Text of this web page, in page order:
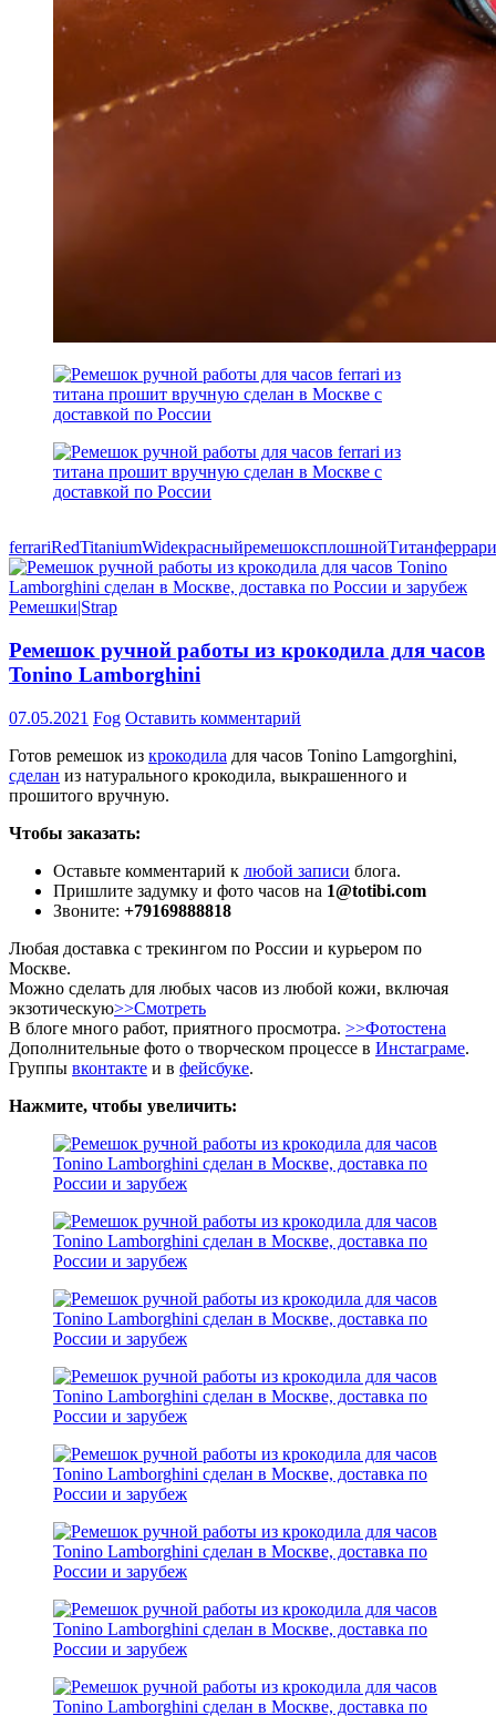
ferrariRedTitaniumWideкрасныйремешоксплошнойТитанферрари
Ремешки|Strap
Ремешок ручной работы из крокодила для часов
Tonino Lamborghini
07.05.2021 Fog Оставить комментарий
Готов ремешок из крокодила для часов Tonino Lamgorghini,
сделан из натурального крокодила, выкрашенного и
прошитого вручную.
Чтобы заказать:
Оставьте комментарий к любой записи блога.
Пришлите задумку и фото часов на 1@totibi.com
Звоните: +79169888818
Любая доставка с трекингом по России и курьером по
Москве.
Можно сделать для любых часов из любой кожи, включая
экзотическую>>Смотреть
В блоге много работ, приятного просмотра. >>Фотостена
Дополнительные фото о творческом процессе в Инстаграме.
Группы вконтакте и в фейсбуке.
Нажмите, чтобы увеличить: